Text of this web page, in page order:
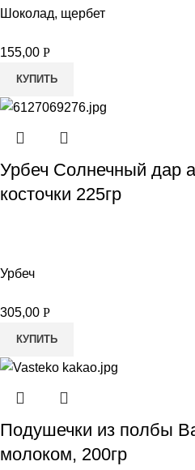
Шоколад, щербет
155,00 Р
КУПИТЬ
Урбеч Солнечный дар
косточки 225гр
Урбеч
305,00 Р
КУПИТЬ
Подушечки из полбы
молоком, 200гр